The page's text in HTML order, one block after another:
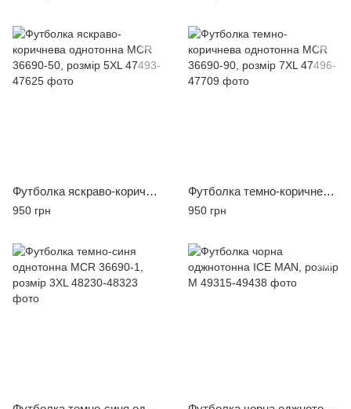
Футболка яскраво-коричнева однотонна MCR 36690-50, розмір 5XL
950 грн
Футболка темно-коричнева однотонна MCR 36690-90, розмір 7XL
950 грн